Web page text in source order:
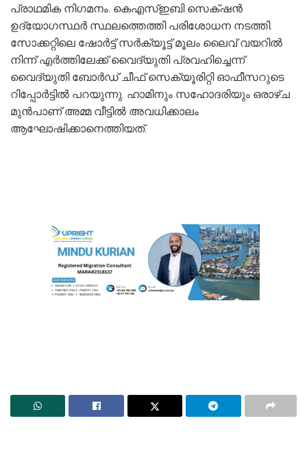
പ്രാഥമിക നിഗമനം. കെഎസ്ഇബി സെക്‌ഷൻ
ഉദ്യോഗസ്ഥർ സ്ഥലത്തെത്തി പരിശോധന നടത്തി.
സോക്കറ്റിലെ ഷോർട്ട് സർക്യൂട്ട് മൂലം ലൈവ് വയറിൽ
നിന്ന് എർത്തിലേക്ക് വൈദ്യുതി പ്രവഹിച്ചെന്ന്
വൈദ്യുതി ബോർഡ് ചീഫ് സെക്യൂരിറ്റി ഓഫീസറുടെ
റിപ്പോർട്ടിൽ പറയുന്നു. ഹാമിനും സഹോദരിയും ഒരാഴ്ച
മുൻപാണ് അമ്മ വീട്ടിൽ അവധിക്കാലം
ആഘോഷിക്കാനെത്തിയത്.